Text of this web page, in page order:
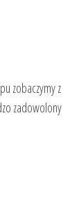
zobaczymy z
zadowolony